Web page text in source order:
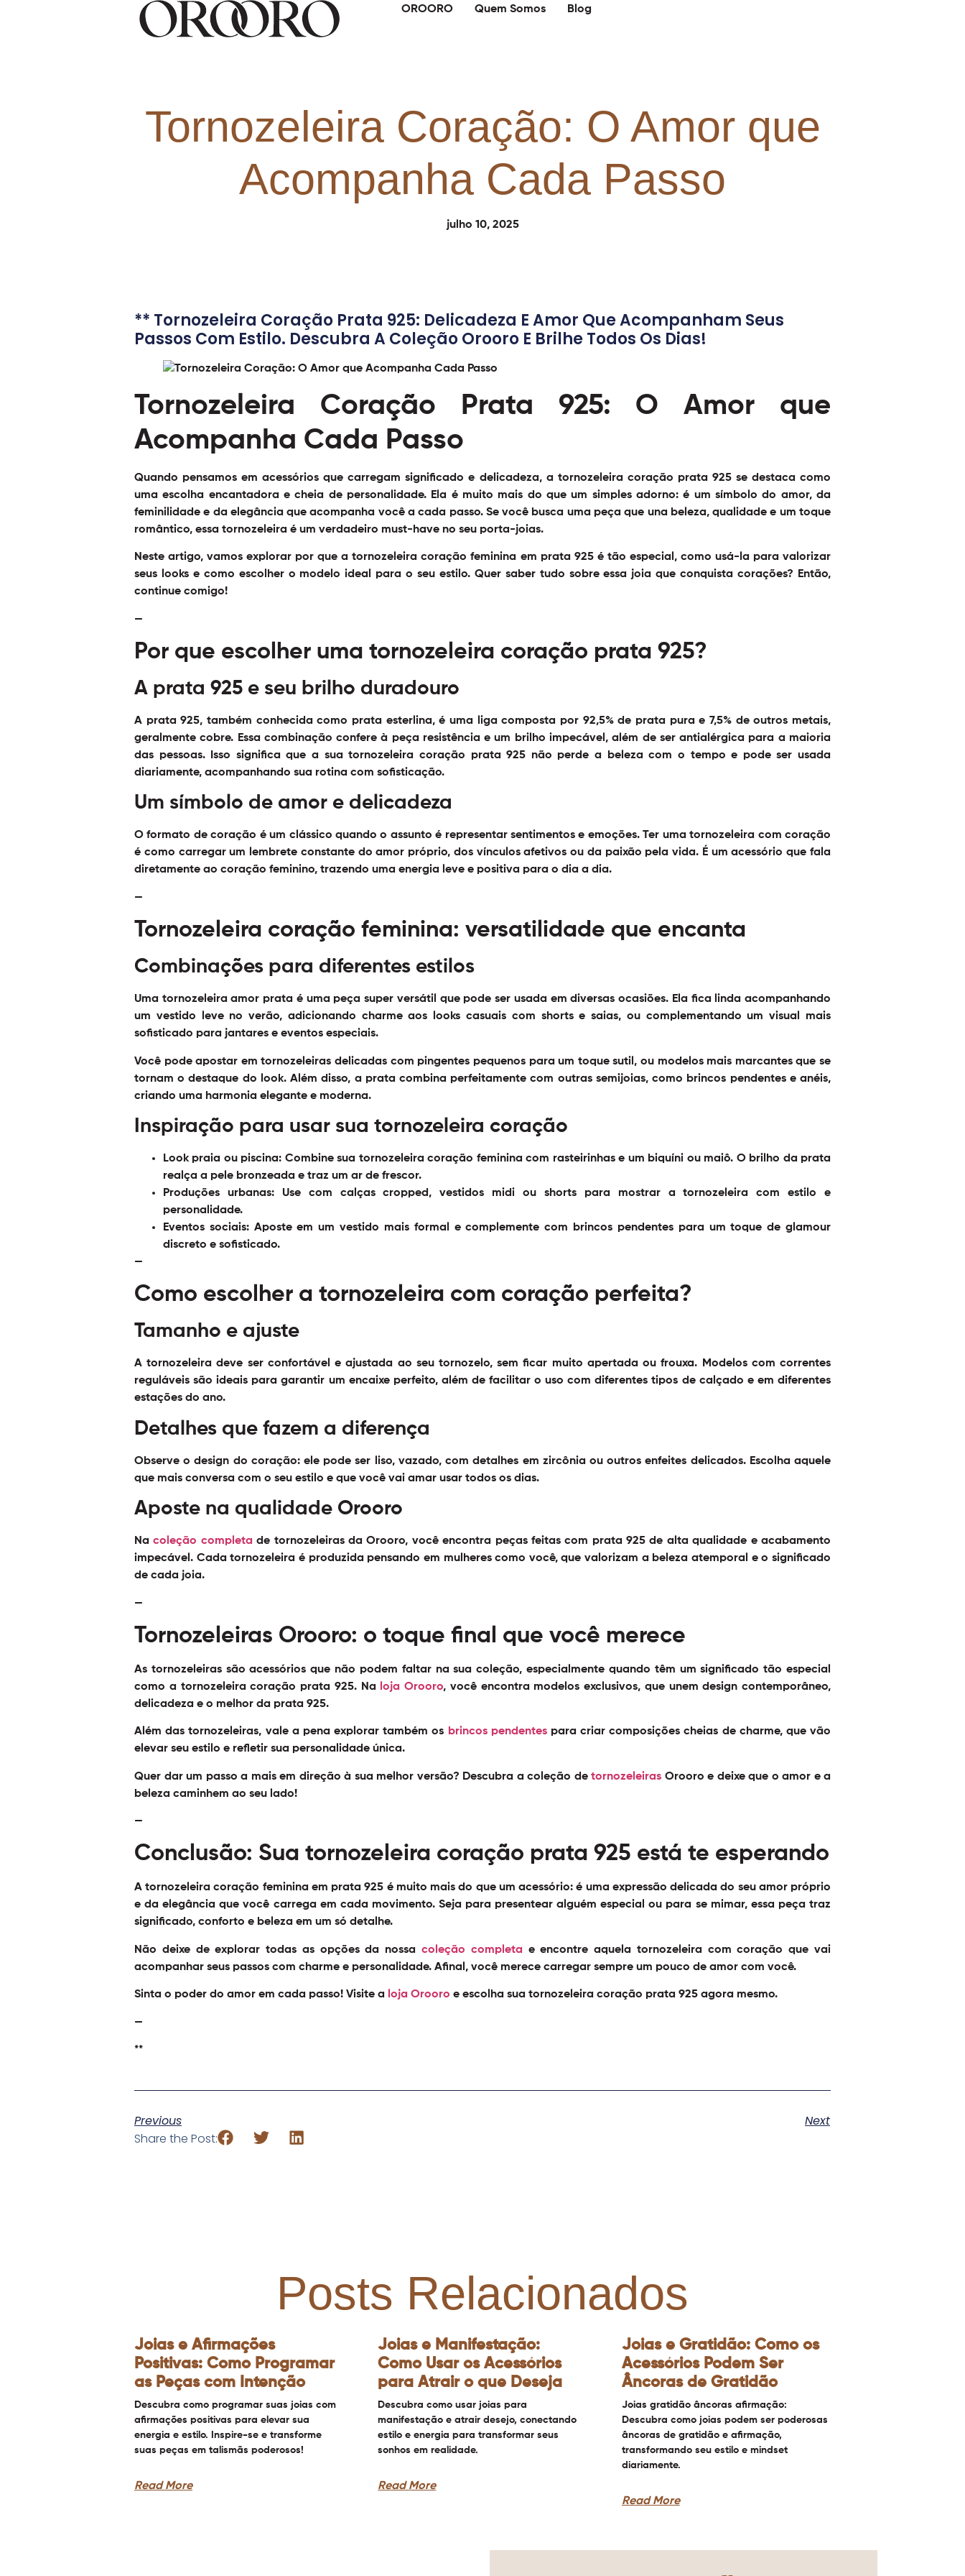
OROORO Quem Somos Blog
Tornozeleira Coração: O Amor que
Acompanha Cada Passo
julho 10, 2025
** Tornozeleira Coração Prata 925: Delicadeza E Amor Que Acompanham Seus
Passos Com Estilo. Descubra A Coleção Orooro E Brilhe Todos Os Dias!
Tornozeleira Coração Prata 925: O Amor que
Acompanha Cada Passo
Quando pensamos em acessórios que carregam significado e delicadeza, a tornozeleira coração prata 925 se destaca como
uma escolha encantadora e cheia de personalidade. Ela é muito mais do que um simples adorno: é um símbolo do amor, da
feminilidade e da elegância que acompanha você a cada passo. Se você busca uma peça que una beleza, qualidade e um toque
romântico, essa tornozeleira é um verdadeiro must-have no seu porta-joias.
Neste artigo, vamos explorar por que a tornozeleira coração feminina em prata 925 é tão especial, como usá-la para valorizar
seus looks e como escolher o modelo ideal para o seu estilo. Quer saber tudo sobre essa joia que conquista corações? Então,
continue comigo!
—
Por que escolher uma tornozeleira coração prata 925?
A prata 925 e seu brilho duradouro
A prata 925, também conhecida como prata esterlina, é uma liga composta por 92,5% de prata pura e 7,5% de outros metais,
geralmente cobre. Essa combinação confere à peça resistência e um brilho impecável, além de ser antialérgica para a maioria
das pessoas. Isso significa que a sua tornozeleira coração prata 925 não perde a beleza com o tempo e pode ser usada
diariamente, acompanhando sua rotina com sofisticação.
Um símbolo de amor e delicadeza
O formato de coração é um clássico quando o assunto é representar sentimentos e emoções. Ter uma tornozeleira com coração
é como carregar um lembrete constante do amor próprio, dos vínculos afetivos ou da paixão pela vida. É um acessório que fala
diretamente ao coração feminino, trazendo uma energia leve e positiva para o dia a dia.
—
Tornozeleira coração feminina: versatilidade que encanta
Combinações para diferentes estilos
Uma tornozeleira amor prata é uma peça super versátil que pode ser usada em diversas ocasiões. Ela fica linda acompanhando
um vestido leve no verão, adicionando charme aos looks casuais com shorts e saias, ou complementando um visual mais
sofisticado para jantares e eventos especiais.
Você pode apostar em tornozeleiras delicadas com pingentes pequenos para um toque sutil, ou modelos mais marcantes que se
tornam o destaque do look. Além disso, a prata combina perfeitamente com outras semijoias, como brincos pendentes e anéis,
criando uma harmonia elegante e moderna.
Inspiração para usar sua tornozeleira coração
Look praia ou piscina: Combine sua tornozeleira coração feminina com rasteirinhas e um biquíni ou maiô. O brilho da prata
realça a pele bronzeada e traz um ar de frescor.
Produções urbanas:Use com calças cropped, vestidos midi ou shorts para mostrar a tornozeleira com estilo e
personalidade.
Eventos sociais:Aposte em um vestido mais formal e complemente com brincos pendentes para um toque de glamour
discreto e sofisticado.
—
Como escolher a tornozeleira com coração perfeita?
Tamanho e ajuste
A tornozeleira deve ser confortável e ajustada ao seu tornozelo, sem ficar muito apertada ou frouxa. Modelos com correntes
reguláveis são ideais para garantir um encaixe perfeito, além de facilitar o uso com diferentes tipos de calçado e em diferentes
estações do ano.
Detalhes que fazem a diferença
Observe o design do coração: ele pode ser liso, vazado, com detalhes em zircônia ou outros enfeites delicados. Escolha aquele
que mais conversa com o seu estilo e que você vai amar usar todos os dias.
Aposte na qualidade Orooro
Nacoleção completa de tornozeleiras da Orooro, você encontra peças feitas com prata 925 de alta qualidade e acabamento
impecável. Cada tornozeleira é produzida pensando em mulheres como você, que valorizam a beleza atemporal e o significado
de cada joia.
—
Tornozeleiras Orooro: o toque final que você merece
As tornozeleiras são acessórios que não podem faltar na sua coleção, especialmente quando têm um significado tão especial
como a tornozeleira coração prata 925. Na
loja Orooro, você encontra modelos exclusivos, que unem design contemporâneo,
delicadeza e o melhor da prata 925.
Além das tornozeleiras, vale a pena explorar também os brincos pendentespara criar composições cheias de charme, que vão
elevar seu estilo e refletir sua personalidade única.
Quer dar um passo a mais em direção à sua melhor versão? Descubra a coleção de tornozeleiras Orooro e deixe que o amor e a
beleza caminhem ao seu lado!
—
Conclusão: Sua tornozeleira coração prata 925 está te esperando
A tornozeleira coração feminina em prata 925 é muito mais do que um acessório: é uma expressão delicada do seu amor próprio
e da elegância que você carrega em cada movimento. Seja para presentear alguém especial ou para se mimar, essa peça traz
significado, conforto e beleza em um só detalhe.
Não deixe de explorar todas as opções da nossa coleção completa e encontre aquela tornozeleira com coração que vai
acompanhar seus passos com charme e personalidade. Afinal, você merece carregar sempre um pouco de amor com você.
Sinta o poder do amor em cada passo! Visite a loja Orooro e escolha sua tornozeleira coração prata 925 agora mesmo.
—
**
Previous
Next
Share the Post:
Posts Relacionados
Joias e Afirmações
Positivas: Como Programar
as Peças com Intenção
Descubra como programar suas joias com
afirmações positivas para elevar sua
energia e estilo. Inspire-se e transforme
suas peças em talismãs poderosos!
Read More
Joias e Manifestação:
Como Usar os Acessórios
para Atrair o que Deseja
Descubra como usar joias para
manifestação e atrair desejo, conectando
estilo e energia para transformar seus
sonhos em realidade.
Read More
Joias e Gratidão: Como os
Acessórios Podem Ser
Âncoras de Gratidão
Joias gratidão âncoras afirmação:
Descubra como joias podem ser poderosas
âncoras de gratidão e afirmação,
transformando seu estilo e mindset
diariamente.
Read More